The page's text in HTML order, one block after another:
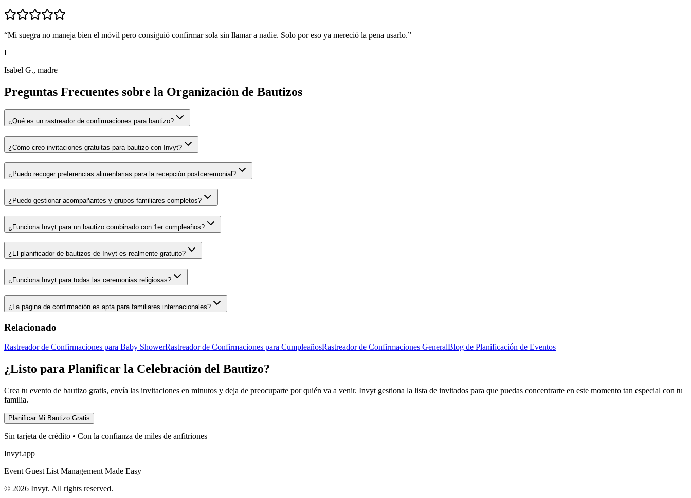
“Mi suegra no maneja bien el móvil pero consiguió confirmar sola sin llamar a nadie. Solo por eso ya mereció la pena usarlo.”
I
Isabel G., madre
Preguntas Frecuentes sobre la Organización de Bautizos
¿Qué es un rastreador de confirmaciones para bautizo?
¿Cómo creo invitaciones gratuitas para bautizo con Invyt?
¿Puedo recoger preferencias alimentarias para la recepción postceremonial?
¿Puedo gestionar acompañantes y grupos familiares completos?
¿Funciona Invyt para un bautizo combinado con 1er cumpleaños?
¿El planificador de bautizos de Invyt es realmente gratuito?
¿Funciona Invyt para todas las ceremonias religiosas?
¿La página de confirmación es apta para familiares internacionales?
Relacionado
Rastreador de Confirmaciones para Baby ShowerRastreador de Confirmaciones para CumpleañosRastreador de Confirmaciones GeneralBlog de Planificación de Eventos
¿Listo para Planificar la Celebración del Bautizo?
Crea tu evento de bautizo gratis, envía las invitaciones en minutos y deja de preocuparte por quién va a venir. Invyt gestiona la lista de invitados para que puedas concentrarte en este momento tan especial con tu
familia.
Planificar Mi Bautizo Gratis
Sin tarjeta de crédito • Con la confianza de miles de anfitriones
Invyt.app
Event Guest List Management Made Easy
© 2026 Invyt. All rights reserved.